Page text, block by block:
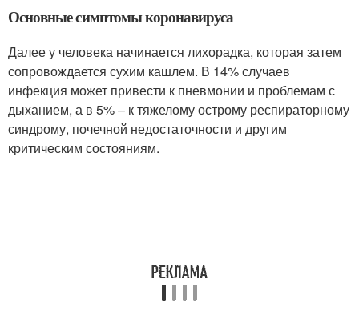
Основные симптомы коронавируса
Далее у человека начинается лихорадка, которая затем
сопровождается сухим кашлем. В 14% случаев
инфекция может привести к пневмонии и проблемам с
дыханием, а в 5% – к тяжелому острому респираторному
синдрому, почечной недостаточности и другим
критическим состояниям.